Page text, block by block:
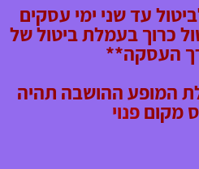
עד שני ימי עסקים
כרוך בעמלת ביטול של
המופע ההושבה תהיה
מקוםפנוי